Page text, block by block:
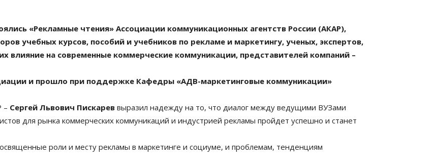
«Рекламные чтения» Ассоциации коммуникационных агентств России (АКАР),
учебных курсов, пособий и учебников по рекламе и маркетингу, ученых, экспертов,
влияние на современные коммерческие коммуникации, представителей компаний –
и прошло при поддержке Кафедры «АДВ-маркетинговые коммуникации»
– Сергей Львович Пискарев выразил надежду на то, что диалог между ведущими ВУЗами
для рынка коммерческих коммуникаций и индустрией рекламы пройдет успешно и станет
роли и месту рекламы в маркетинге и социуме, и проблемам, тенденциям